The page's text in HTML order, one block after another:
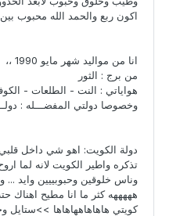
اكون ربع والحمد الله محبوب
انا من مواليد شهر مايو 1990 ،،
من برج : الثور
هواياتي : النت - الطلعات -
وخصوصا دولتي المفضـــله :
دولة الكويت: اهو شي داخل
تذكره واطير الكويت لانه لما
وناس خلوقين وحبوبييين وايد ...
هههههه كثر ما انا مطيح اهناك
كويتي هاهاهاههاهاها >>ستايل